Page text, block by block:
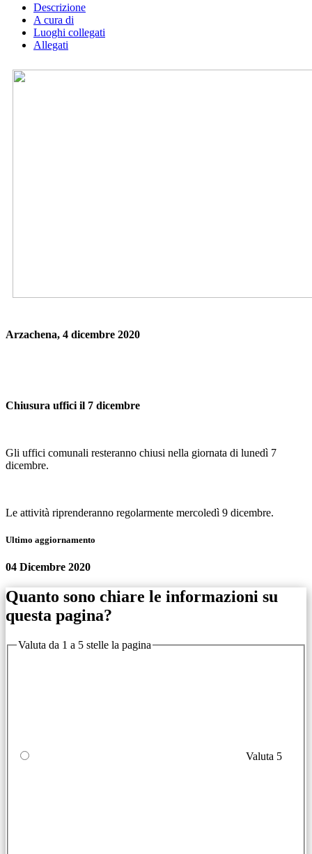
Descrizione
A cura di
Luoghi collegati
Allegati
Arzachena, 4 dicembre 2020
Chiusura uffici il 7 dicembre
Gli uffici comunali resteranno chiusi nella giornata di lunedì 7
dicembre.
Le attività riprenderanno regolarmente mercoledì 9 dicembre.
Ultimo aggiornamento
04 Dicembre 2020
Quanto sono chiare le informazioni su
questa pagina?
Valuta da 1 a 5 stelle la pagina
Valuta 5